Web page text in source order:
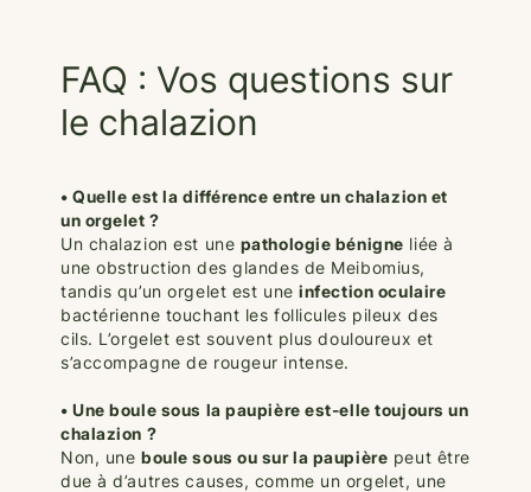
FAQ : Vos questions sur
le chalazion
• Quelle est la différence entre un chalazion et
un orgelet ?
Un chalazion est une pathologie bénigne liée à
une obstruction des glandes de Meibomius,
tandis qu’un orgelet est uneinfection oculaire
bactérienne touchant les follicules pileux des
cils. L’orgelet est souvent plus douloureux et
s’accompagne de rougeur intense.
• Une boule sous la paupière est-elle toujours un
chalazion ?
Non, uneboule sous ou sur la paupière peut être
due à d’autres causes, comme un orgelet, une